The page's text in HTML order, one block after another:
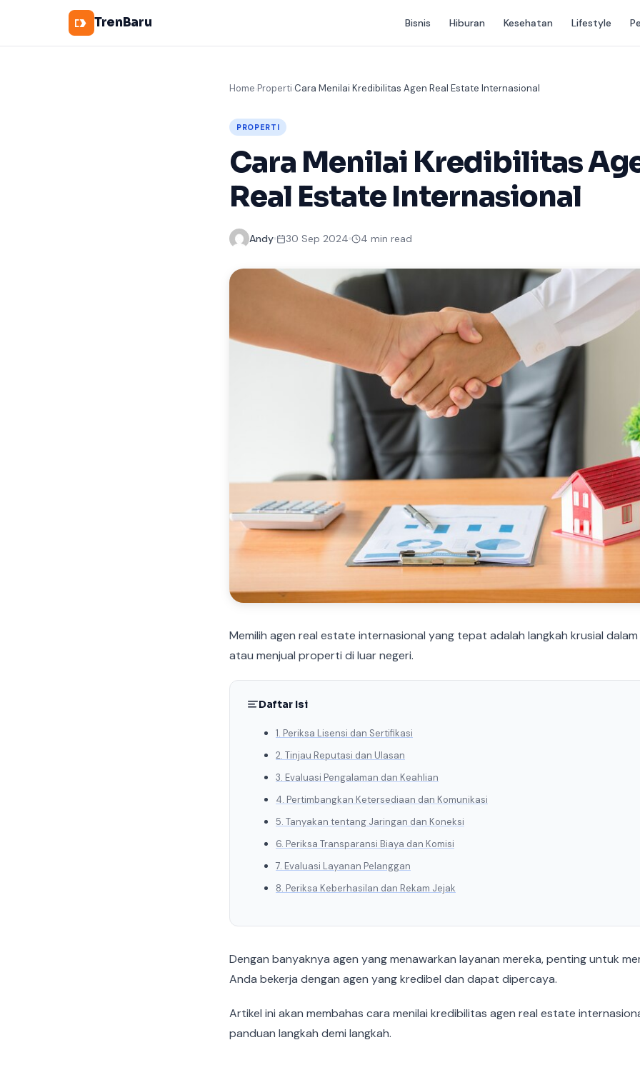
TrenBaru Bisnis Hiburan Kesehatan Lifestyle
Home Properti Cara Menilai Kredibilitas Agen Real Estate Internasional
PROPERTI
Cara Menilai Kredibilitas
Real Estate Internasional
Andy 30 Sep 2024 4 min read
Memilih agen real estate internasional yang tepat adalah langkah krusial
atau menjual properti di luar negeri.
Daftar Isi
1. Periksa Lisensi dan Sertifikasi
2. Tinjau Reputasi dan Ulasan
3. Evaluasi Pengalaman dan Keahlian
4. Pertimbangkan Ketersediaan dan Komunikasi
5. Tanyakan tentang Jaringan dan Koneksi
6. Periksa Transparansi Biaya dan Komisi
7. Evaluasi Layanan Pelanggan
8. Periksa Keberhasilan dan Rekam Jejak
Dengan banyaknya agen yang menawarkan layanan mereka, penting untuk
Anda bekerja dengan agen yang kredibel dan dapat dipercaya.
Artikel ini akan membahas cara menilai kredibilitas agen real estate
panduan langkah demi langkah.